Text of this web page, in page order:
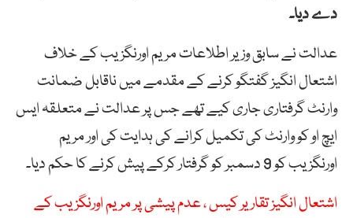
دے دیا۔
عدالت نے سابق وزیر اطلاعات مریم اورنگزیب کے خلاف
اشتعال انگیز گفتگو کرنے کے مقدمے میں ناقابل ضمانت
وارنٹ گرفتاری جاری کیے تھے جس پر عدالت نے متعلقہ ایس
ایچ او کو وارنٹ کی تکمیل کرانے کی ہدایت کی اور مریم
اورنگزیب کو 9 دسمبر کو گرفتار کرکے پیش کرنے کا حکم دیا۔
اشتعال انگیز تقاریر کیس ، عدم پیشی پر مریم اورنگزیب کے